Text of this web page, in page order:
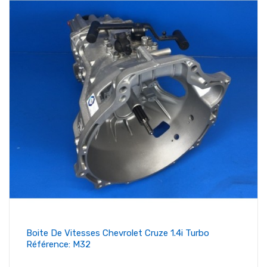
Boite De Vitesses Chevrolet Cruze 1.4i Turbo
Référence: M32